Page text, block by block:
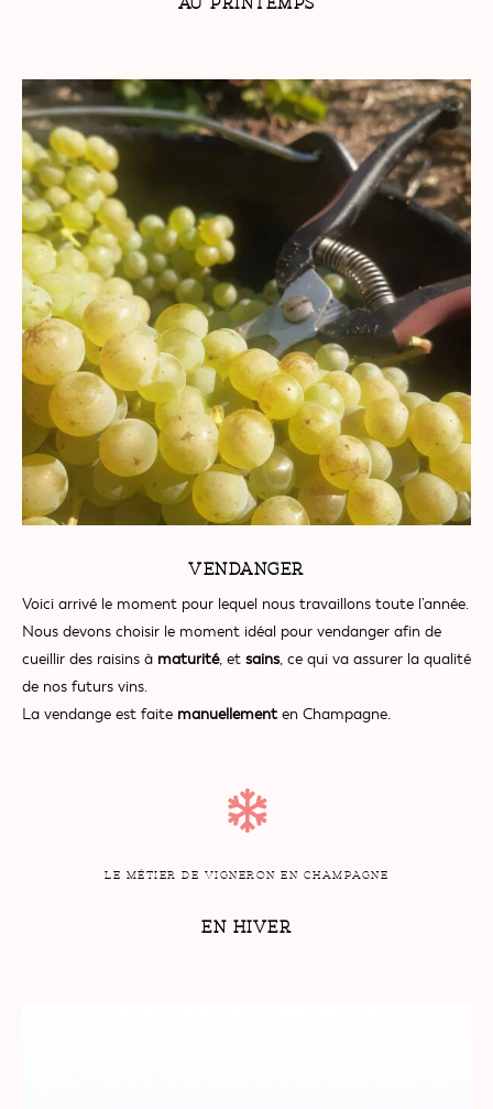
AU PRINTEMPS
VENDANGER
Voici arrivé le moment pour lequel nous travaillons toute l’année.
Nous devons choisir le moment idéal pour vendanger afin de
cueillir des raisins à maturité, et sains, ce qui va assurer la qualité
de nos futurs vins.
La vendange est faite manuellement en Champagne.
LE MÉTIER DE VIGNERON EN CHAMPAGNE
EN HIVER